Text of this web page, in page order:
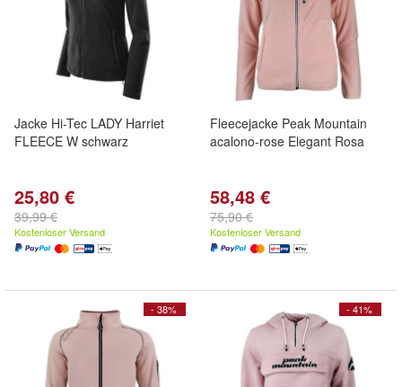
Jacke Hi-Tec LADY Harriet
FLEECE W schwarz
25,80 €
39,99 €
Kostenloser Versand
Fleecejacke Peak Mountain
acalono-rose Elegant Rosa
58,48 €
75,90 €
Kostenloser Versand
- 38% - 41%